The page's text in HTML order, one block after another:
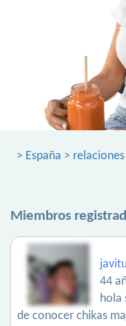
> España > relaciones
Miembros
44
hola
de conocer chikas